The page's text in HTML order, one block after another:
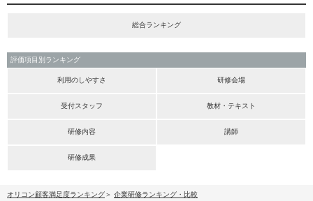
総合ランキング
評価項目別ランキング
利用のしやすさ 研修会場
受付スタッフ 教材・テキスト
研修内容 講師
研修成果
オリコン顧客満足度ランキング
企業研修ランキング・比較